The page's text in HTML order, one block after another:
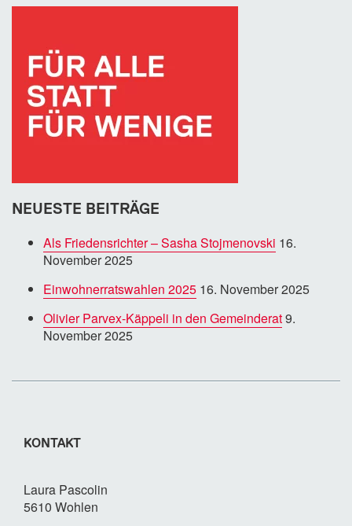
NEUESTE BEITRÄGE
Als Friedensrichter – Sasha Stojmenovski 16.
November 2025
Einwohnerratswahlen 2025 16. November 2025
Olivier Parvex-Käppeli in den Gemeinderat9.
November 2025
KONTAKT
Laura Pascolin
5610 Wohlen